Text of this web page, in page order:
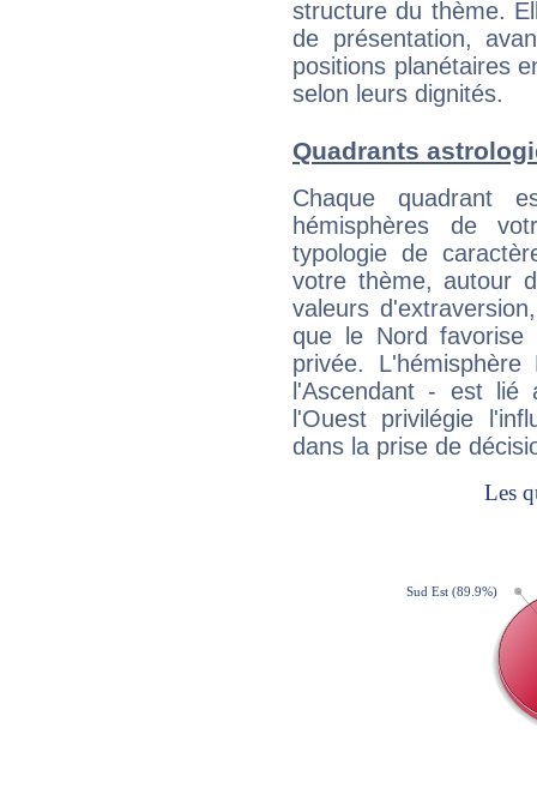
structure du thème.
de présentation,
positions planétaires
selon leurs dignités.
Quadrants
Chaque quadrant
hémisphères de
typologie de
votre thème, autour
valeurs
que le Nord favorise
privée.
l'Ascendant - est
l'Ouest privilégie
dans la prise de